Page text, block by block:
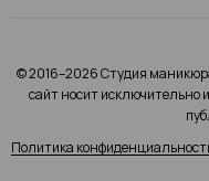
© 2016–2026 Студия
сайт носит исключительно
Политика